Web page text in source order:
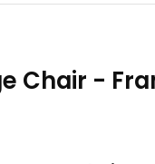
Chair -